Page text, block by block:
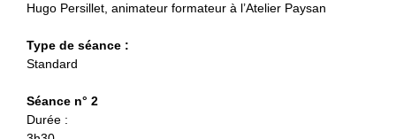
Hugo Persillet, animateur formateur à l’Atelier Paysan
Type de séance :
Standard
Séance n° 2
Durée :